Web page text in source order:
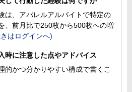
は、アパレルアルバイトで特定の
、前月比で250枚から500枚への増
時に注意した点やアドバイス
的かつ分かりやすい構成で書くこ